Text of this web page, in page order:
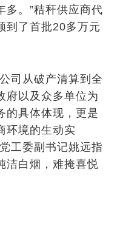
多。”秸秆供应商代
到了首批20多万元
司从破产清算到全
府以及众多单位为
的具体体现，更是
环境的生动实
工委副书记姚远指
洁白烟，难掩喜悦